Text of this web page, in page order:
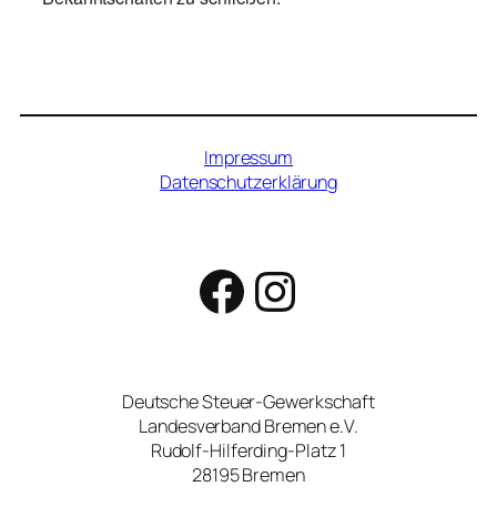
Impressum
Datenschutzerklärung
Facebook Instagram
Deutsche Steuer-Gewerkschaft
Landesverband Bremen e.V.
Rudolf-Hilferding-Platz 1
28195 Bremen